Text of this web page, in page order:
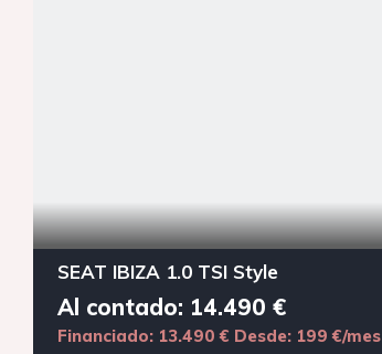
SEAT IBIZA 1.0 TSI Style
Al contado: 14.490 €
Financiado: 13.490 € Desde: 199 €/mes